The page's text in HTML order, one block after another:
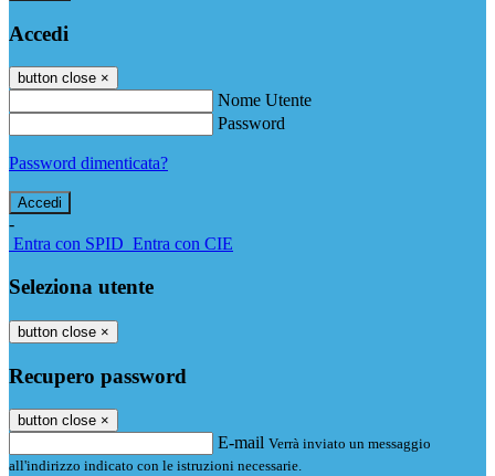
Accedi
button close ×
Nome Utente
Password
Password dimenticata?
-
Entra con SPID Entra con CIE
Seleziona utente
button close ×
Recupero password
button close ×
E-mail Verrà inviato un messaggio
all'indirizzo indicato con le istruzioni necessarie.